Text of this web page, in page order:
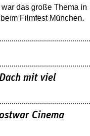
das große Thema in
Filmfest München.
mit viel
Cinema